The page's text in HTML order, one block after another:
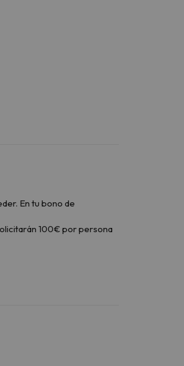
En tu bono de
100€ por persona